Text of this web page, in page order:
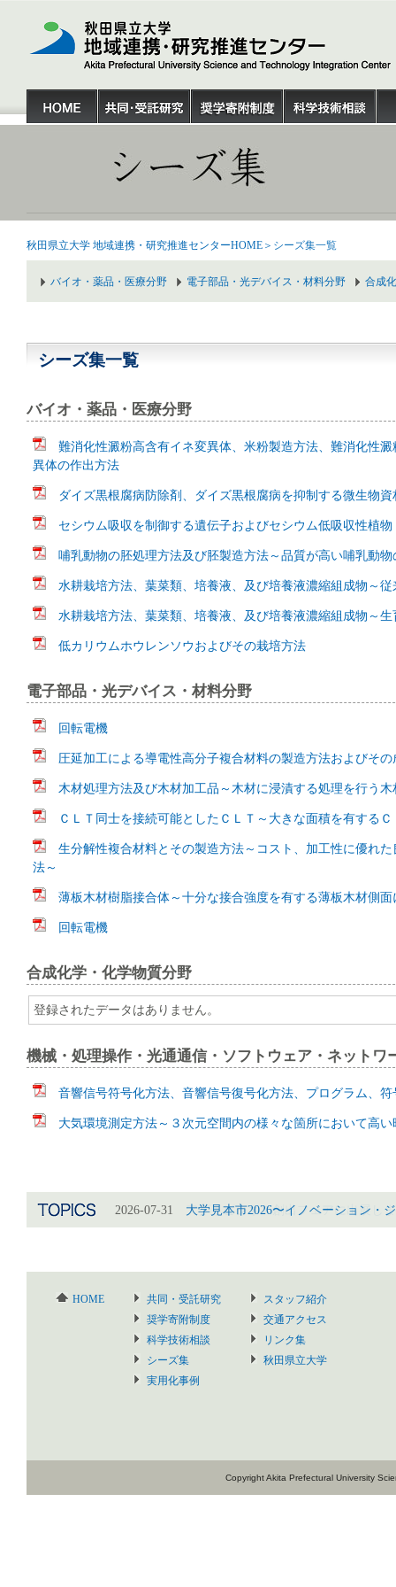
秋田県立大学 地域連携・研究推進センターHOME＞シーズ集一覧
バイオ・薬品・医療分野 電子部品・光デバイス・材料分野 合成
シーズ集一覧
バイオ・薬品・医療分野
難消化性澱粉高含有イネ変異体、米粉製造方法、難消化性
異体の作出方法
ダイズ黒根腐病防除剤、ダイズ黒根腐病を抑制する微生物
セシウム吸収を制御する遺伝子およびセシウム低吸収性植物
哺乳動物の胚処理方法及び胚製造方法～品質が高い哺乳動
水耕栽培方法、葉菜類、培養液、及び培養液濃縮組成物～
水耕栽培方法、葉菜類、培養液、及び培養液濃縮組成物～
低カリウムホウレンソウおよびその栽培方法
電子部品・光デバイス・材料分野
回転電機
圧延加工による導電性高分子複合材料の製造方法およびその
木材処理方法及び木材加工品～木材に浸漬する処理を行う
ＣＬＴ同士を接続可能としたＣＬＴ～大きな面積を有する
生分解性複合材料とその製造方法～コスト、加工性に優れ
法～
薄板木材樹脂接合体～十分な接合強度を有する薄板木材側
回転電機
合成化学・化学物質分野
登録されたデータはありません。
機械・処理操作・光通通信・ソフトウェア・ネットワ
音響信号符号化方法、音響信号復号化方法、プログラム、
大気環境測定方法～３次元空間内の様々な箇所において高
2026-07-31 大学見本市2026〜イノベーション・
2026-07-31 アグリビジネス創出フェアに出展し
HOME
共同・受託研究
奨学寄附制度
科学技術相談
シーズ集
実用化事例
スタッフ紹介
交通アクセス
リンク集
秋田県立大学
Copyright Akita Prefectural University